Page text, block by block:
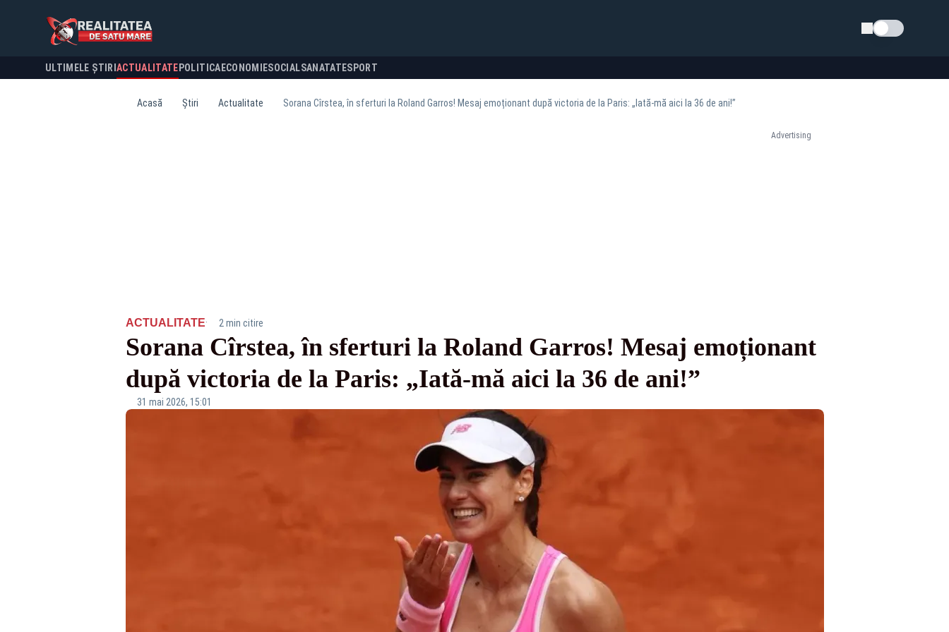
Schimba tema
ULTIMELE ȘTIRI ACTUALITATE POLITICA ECONOMIESOCIALSANATATESPORT
Acasă Știri Actualitate Sorana Cîrstea, în sferturi la Roland Garros! Mesaj emoționant după victoria de la Paris: „Iată-mă aici la 36 de ani!”
Advertising
ACTUALITATE· 2 min citire
Sorana Cîrstea, în sferturi la Roland Garros! Mesaj emoționant
după victoria de la Paris: „Iată-mă aici la 36 de ani!”
31 mai 2026, 15:01